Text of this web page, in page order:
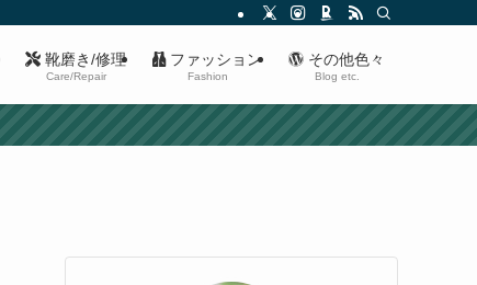
靴磨き/修理
Care/Repair
ファッション
Fashion
その他色々
Blog etc.